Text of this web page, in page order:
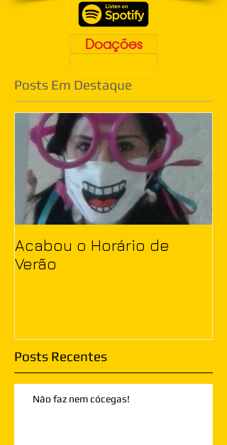
Doações
Posts Em Destaque
Acabou o Horário de
Verão
Posts Recentes
Não faz nem cócegas!